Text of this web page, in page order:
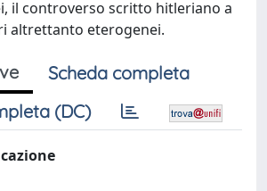
il controverso scritto hitleriano a
altrettanto eterogenei.
Scheda completa
(DC)